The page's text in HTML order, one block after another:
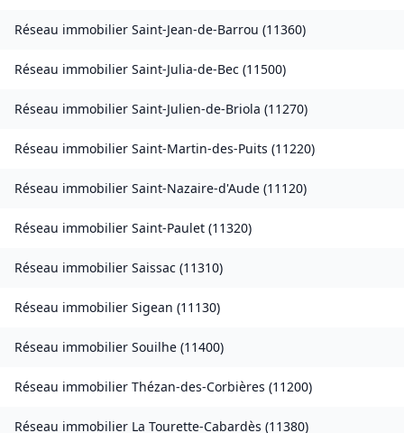
Réseau immobilier Saint-Jean-de-Barrou (11360)
Réseau immobilier Saint-Julia-de-Bec (11500)
Réseau immobilier Saint-Julien-de-Briola (11270)
Réseau immobilier Saint-Martin-des-Puits (11220)
Réseau immobilier Saint-Nazaire-d'Aude (11120)
Réseau immobilier Saint-Paulet (11320)
Réseau immobilier Saissac (11310)
Réseau immobilier Sigean (11130)
Réseau immobilier Souilhe (11400)
Réseau immobilier Thézan-des-Corbières (11200)
Réseau immobilier La Tourette-Cabardès (11380)